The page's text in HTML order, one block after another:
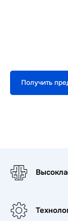
Получить